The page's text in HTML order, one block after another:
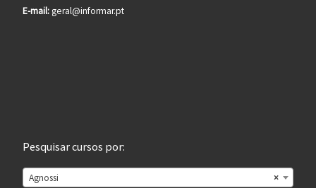
E-mail:geral@informar.pt
Pesquisar cursos por:
×
Agnossi